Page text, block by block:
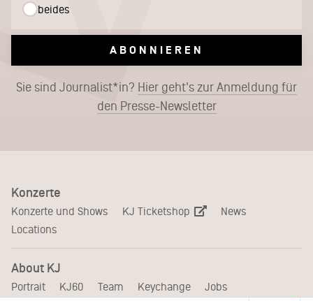
beides
ABONNIEREN
Sie sind Journalist*in? Hier geht's zur Anmeldung für
den Presse-Newsletter
Konzerte
Konzerte und Shows KJ Ticketshop
News
Locations
About KJ
Portrait KJ60 Team Keychange Jobs